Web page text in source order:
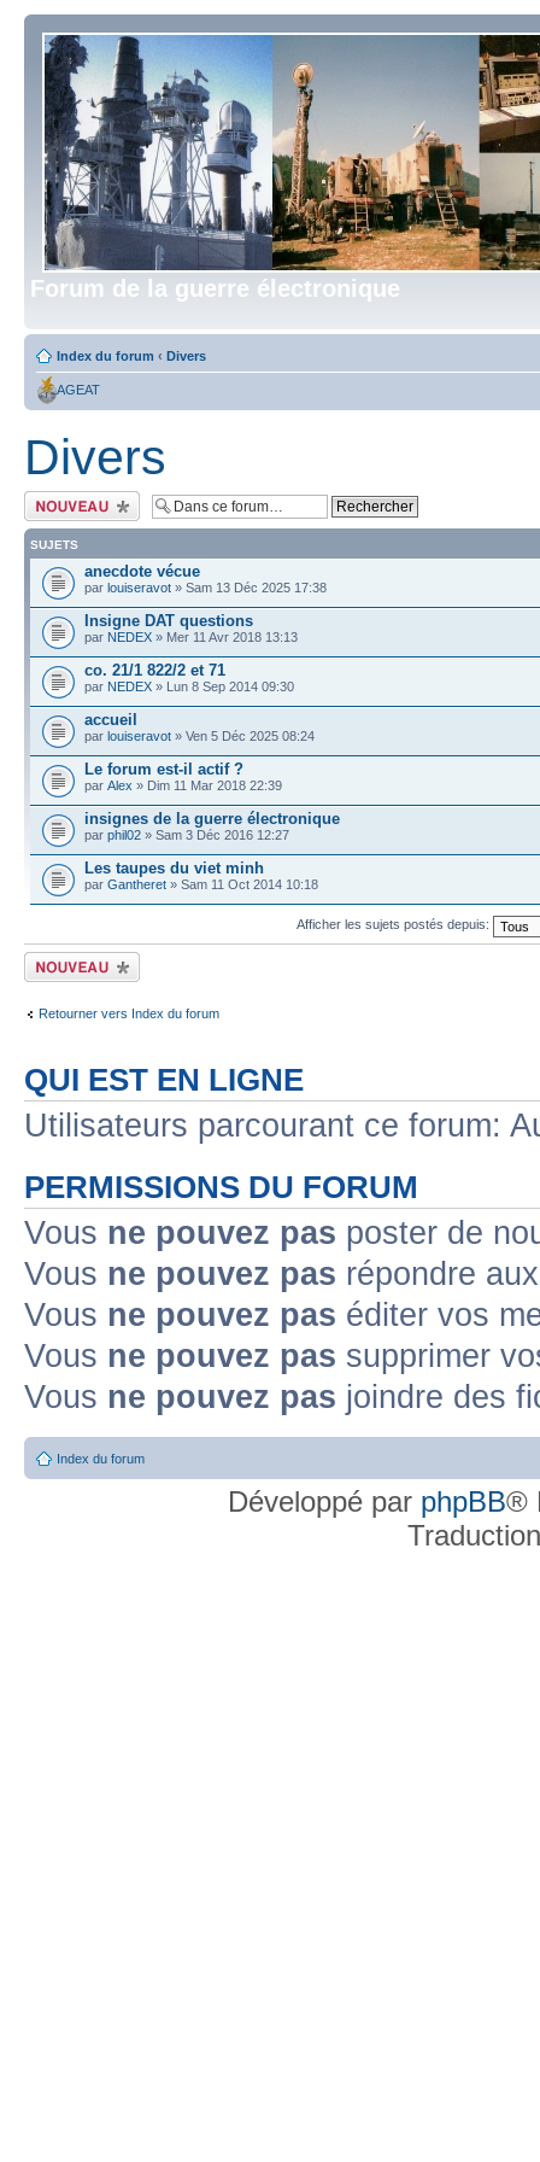
Forum de la guerre électronique
Index du forum ‹ Divers
AGEAT
Divers
Écrire un nouveau
sujet
SUJETS
anecdote vécue
par louiseravot » Sam 13 Déc 2025 17:38
Insigne DAT questions
par NEDEX » Mer 11 Avr 2018 13:13
co. 21/1 822/2 et 71
par NEDEX » Lun 8 Sep 2014 09:30
accueil
par louiseravot » Ven 5 Déc 2025 08:24
Le forum est-il actif ?
par Alex » Dim 11 Mar 2018 22:39
insignes de la guerre électronique
par phil02 » Sam 3 Déc 2016 12:27
Les taupes du viet minh
par Gantheret » Sam 11 Oct 2014 10:18
Afficher les sujets postés depuis:
Écrire un nouveau
sujet
Retourner vers Index du forum
QUI EST EN LIGNE
Utilisateurs parcourant ce forum:
PERMISSIONS DU FORUM
Vous ne pouvez pas poster de
Vous ne pouvez pas répondre
Vous ne pouvez pas éditer vos
Vous ne pouvez pas supprimer
Vous ne pouvez pas joindre des
Index du forum
Développé par phpBB®